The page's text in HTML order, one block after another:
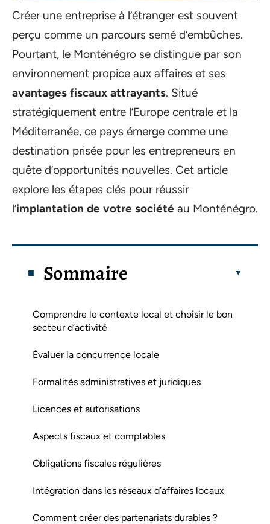
Créer une entreprise à l’étranger est souvent
perçu comme un parcours semé d’embûches.
Pourtant, le Monténégro se distingue par son
environnement propice aux affaires et ses
avantages fiscaux attrayants. Situé
stratégiquement entre l’Europe centrale et la
Méditerranée, ce pays émerge comme une
destination prisée pour les entrepreneurs en
quête d’opportunités nouvelles. Cet article
explore les étapes clés pour réussir
l’implantation de votre société au Monténégro.
Sommaire
Comprendre le contexte local et choisir le bon
secteur d’activité
Évaluer la concurrence locale
Formalités administratives et juridiques
Licences et autorisations
Aspects fiscaux et comptables
Obligations fiscales régulières
Intégration dans les réseaux d’affaires locaux
Comment créer des partenariats durables ?